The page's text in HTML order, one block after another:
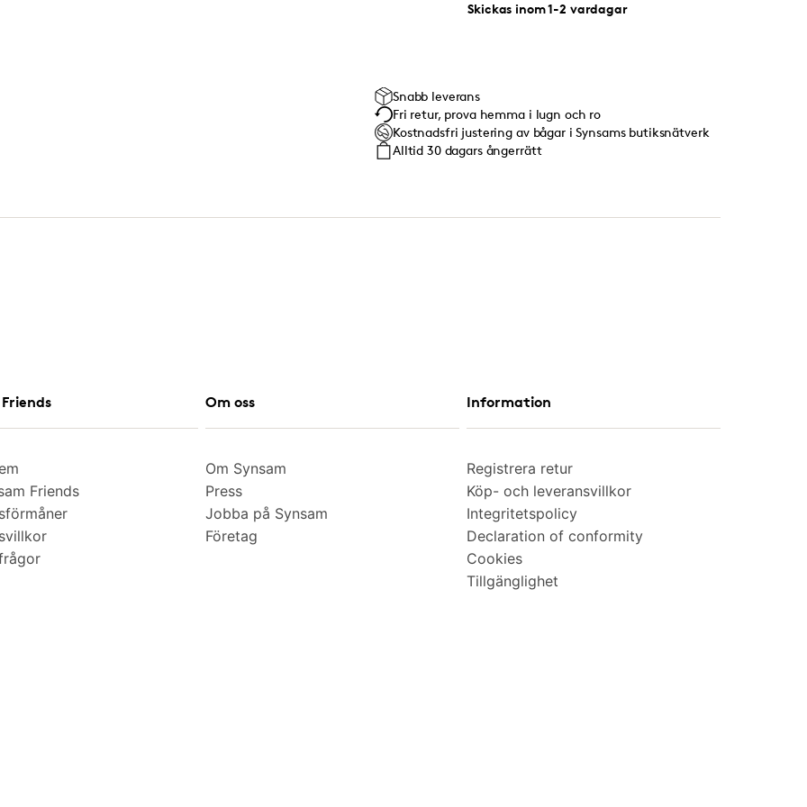
Skickas inom 1-2 vardagar
Snabb leverans
Fri retur, prova hemma i lugn och ro
Kostnadsfri justering av bågar i Synsams butiksnätverk
Alltid 30 dagars ångerrätt
Friends
Om oss
Om Synsam
Press
Jobba på Synsam
Företag
Information
Registrera retur
Köp- och leveransvillkor
Integritetspolicy
Declaration of conformity
Cookies
Tillgänglighet